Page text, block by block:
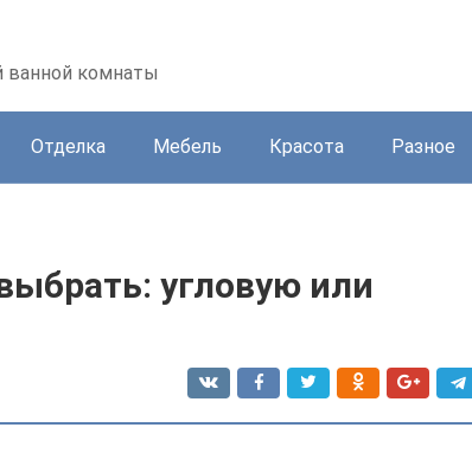
ванной комнаты
Отделка Мебель Красота Разное
угловую или